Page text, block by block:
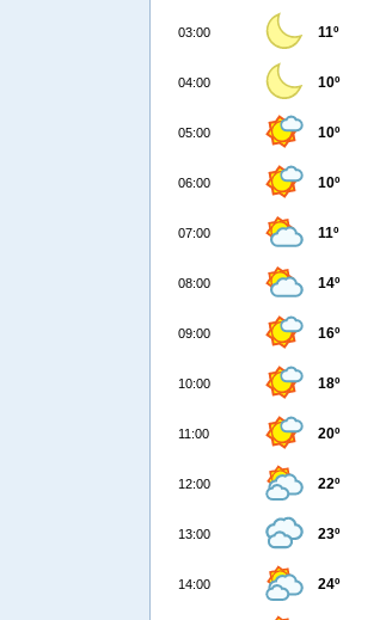
03:00 11º
04:00 10º
05:00 10º
06:00 10º
07:00 11º
08:00 14º
09:00 16º
10:00 18º
11:00 20º
12:00 22º
13:00 23º
14:00 24º